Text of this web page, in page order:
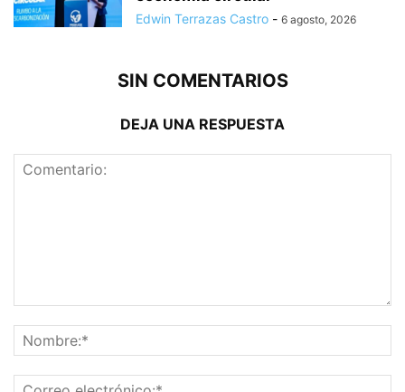
Edwin Terrazas Castro - 6 agosto, 2026
SIN COMENTARIOS
DEJA UNA RESPUESTA